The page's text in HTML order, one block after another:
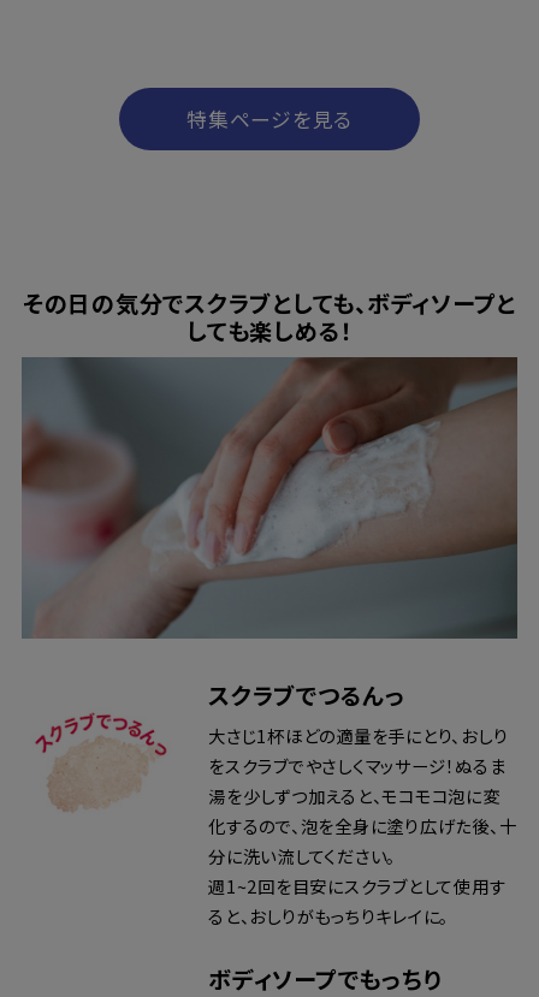
特集ページを見る
その日の気分でスクラブとしても、ボディソープと
しても楽しめる！
スクラブでつるんっ
大さじ1杯ほどの適量を手にとり、おしり
をスクラブでやさしくマッサージ！ぬるま
湯を少しずつ加えると、モコモコ泡に変
化するので、泡を全身に塗り広げた後、十
分に洗い流してください。
週1~2回を目安にスクラブとして使用す
ると、おしりがもっちりキレイに。
ボディソープでもっちり